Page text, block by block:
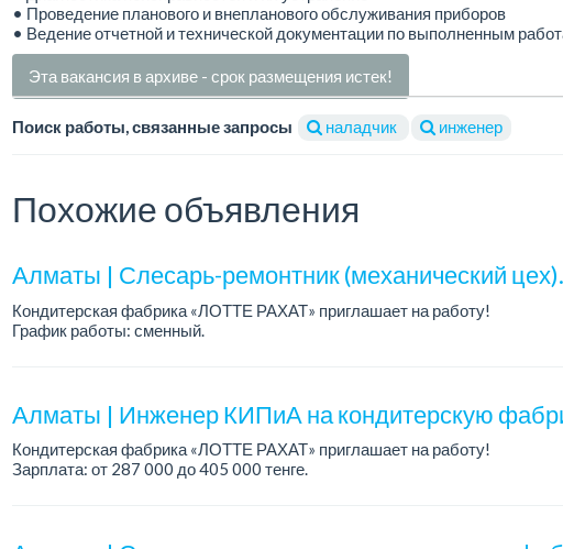
• Проведение планового и внепланового обслуживания приборов
• Ведение отчетной и технической документации по выполненным
Эта вакансия в архиве - срок размещения истек!
Поиск работы, связанные запросы наладчик инженер
Похожие объявления
Алматы | Слесарь-ремонтник (механический цех).
Кондитерская фабрика «ЛОТТЕ РАХАТ» приглашает на работу!
График работы: сменный.
Алматы | Инженер КИПиА на кондитерскую
Кондитерская фабрика «ЛОТТЕ РАХАТ» приглашает на работу!
Зарплата: от 287 000 до 405 000 тенге.